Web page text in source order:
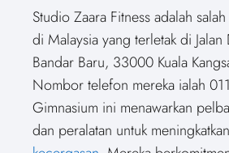
Studio Zaara Fitness adalah salah
di Malaysia yang terletak di Jalan
Bandar Baru, 33000 Kuala
Nombor telefon mereka ialah
Gimnasium ini menawarkan
dan peralatan untuk meningkatkan